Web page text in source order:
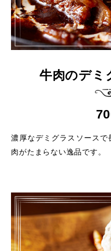
牛肉のデミ
濃厚なデミグラスソースで
肉がたまらない逸品です。